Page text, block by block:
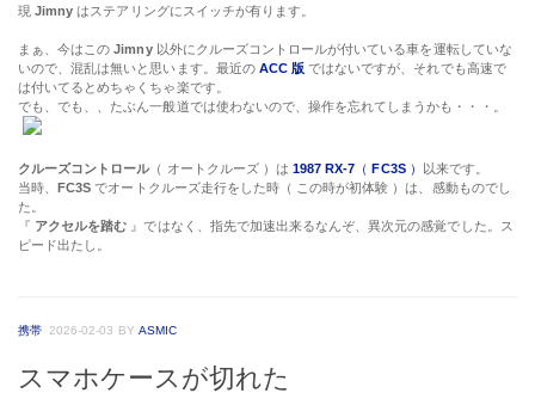
現Jimny はステアリングにスイッチが有ります。
まぁ、今はこのJimny以外にクルーズコントロールが付いている車を運転していな
いので、混乱は無いと思います。最近の ACC 版 ではないですが、それでも高速で
は付いてるとめちゃくちゃ楽です。
でも、でも、、たぶん一般道では使わないので、操作を忘れてしまうかも・・・。
クルーズコントロール（ オートクルーズ ）は 1987 RX-7 （FC3S）
以来です。
当時、FC3S でオートクルーズ走行をした時（ この時が初体験 ）は、感動ものでし
た。
『 アクセルを踏む 』ではなく、指先で加速出来るなんぞ、異次元の感覚でした。ス
ピード出たし。
携帯 2026-02-03 BY ASMIC
スマホケースが切れた